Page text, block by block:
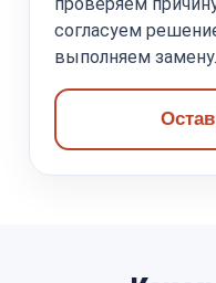
согласуем
выполняем замену.